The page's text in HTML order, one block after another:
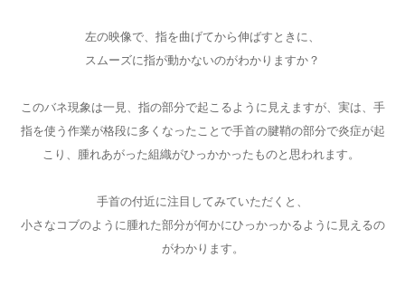
左の映像で、指を曲げてから伸ばすときに、
スムーズに指が動かないのがわかりますか？
このバネ現象は一見、指の部分で起こるように見えますが、実は、手
指を使う作業が格段に多くなったことで手首の腱鞘の部分で炎症が起
こり、腫れあがった組織がひっかかったものと思われます。
手首の付近に注目してみていただくと、
小さなコブのように腫れた部分が何かにひっかっかるように見えるの
がわかります。